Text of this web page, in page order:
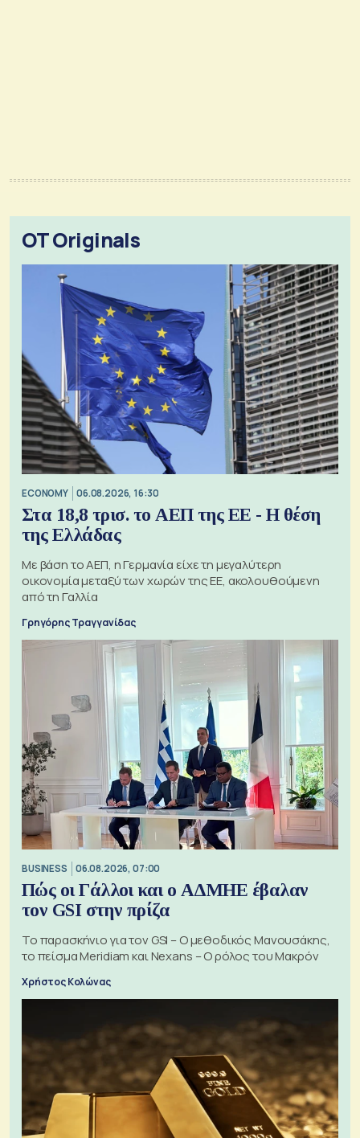
OT Originals
ECONOMY 06.08.2026, 16:30
Στα 18,8 τρισ. το ΑΕΠ της ΕΕ - Η θέση
της Ελλάδας
Με βάση το ΑΕΠ, η Γερμανία είχε τη μεγαλύτερη
οικονομία μεταξύ των χωρών της ΕΕ, ακολουθούμενη
από τη Γαλλία
Γρηγόρης Τραγγανίδας
BUSINESS 06.08.2026, 07:00
Πώς οι Γάλλοι και ο ΑΔΜΗΕ έβαλαν
τον GSI στην πρίζα
Το παρασκήνιο για τον GSI – Ο μεθοδικός Μανουσάκης,
το πείσμα Meridiam και Nexans – Ο ρόλος του Μακρόν
Χρήστος Κολώνας